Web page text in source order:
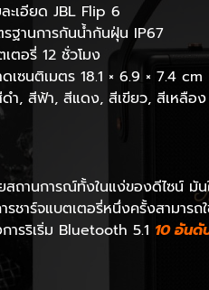
ะเอียด JBL Flip 6
รฐานการกันน้ำกันฝุ่น IP67
เตอรี่ 12 ชั่วโมง
เซนติเมตร 18.1 × 6.9 × 7.4 cm
ำ, สีฟ้า, สีแดง, สีเขียว, สีเหลือ
สถานการณ์ทั้งในแง่ของดีไซน์ มั
าร์จแบตเตอรี่หนึ่งครั้งสามารถ
รริเริ่ม Bluetooth 5.1 10 อัน